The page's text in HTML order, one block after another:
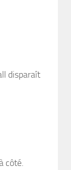
disparaît
côté.